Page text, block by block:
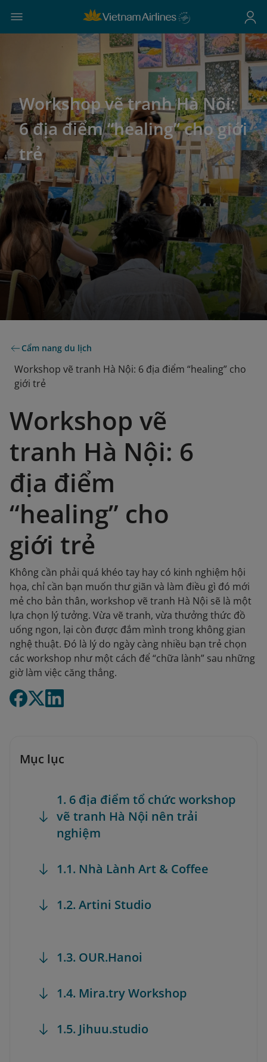
Workshop vẽ tranh Hà Nội:
6 địa điểm “healing” cho giới
trẻ
Cẩm nang du lịch
Workshop vẽ tranh Hà Nội: 6 địa điểm “healing” cho
giới trẻ
Workshop vẽ
tranh Hà Nội: 6
địa điểm
“healing” cho
giới trẻ
Không cần phải quá khéo tay hay có kinh nghiệm hội
họa, chỉ cần bạn muốn thư giãn và làm điều gì đó mới
mẻ cho bản thân, workshop vẽ tranh Hà Nội sẽ là một
lựa chọn lý tưởng. Vừa vẽ tranh, vừa thưởng thức đồ
uống ngon, lại còn được đắm mình trong không gian
nghệ thuật. Đó là lý do ngày càng nhiều bạn trẻ chọn
các workshop như một cách để “chữa lành” sau những
giờ làm việc căng thẳng.
Mục lục
1. 6 địa điểm tổ chức workshop
vẽ tranh Hà Nội nên trải
nghiệm
1.1. Nhà Lành Art & Coffee
1.2. Artini Studio
1.3. OUR.Hanoi
1.4. Mira.try Workshop
1.5. Jihuu.studio